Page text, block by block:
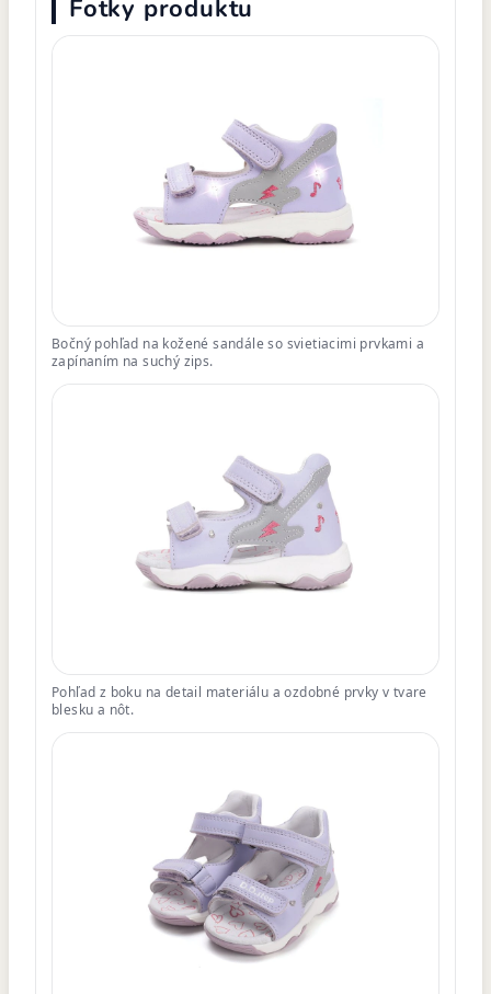
Fotky produktu
Bočný pohľad na kožené sandále so svietiacimi prvkami a
zapínaním na suchý zips.
Pohľad z boku na detail materiálu a ozdobné prvky v tvare
blesku a nôt.